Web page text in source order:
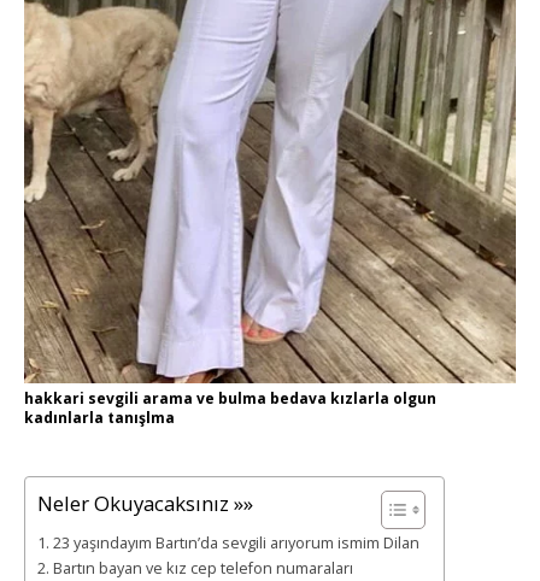
hakkari sevgili arama ve bulma bedava kızlarla olgun
kadınlarla tanışlma
Neler Okuyacaksınız »»
23 yaşındayım Bartın’da sevgili arıyorum ismim Dilan
Bartın bayan ve kız cep telefon numaraları